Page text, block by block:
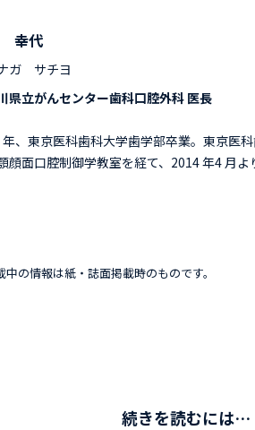
幸代
ガ サチヨ
県立がんセンター歯科口腔外科 医長
年、東京医科歯科大学歯学部卒業。東京医
顔面口腔制御学教室を経て、2014 年4 月よ
の情報は紙・誌面掲載時のものです。
続きを読むには…